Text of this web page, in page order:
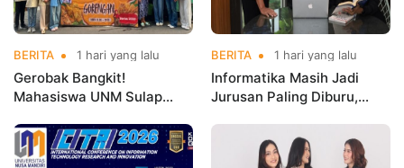
BERITA 1 hari yang lalu
Gerobak Bangkit!
Mahasiswa UNM Sulap
Menarik dan Laris
BERITA 1 hari yang lalu
Informatika Masih Jadi
Jurusan Paling Diburu,
hingga Cyber Security